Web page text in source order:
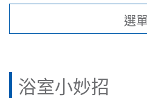
選單
浴室小妙招